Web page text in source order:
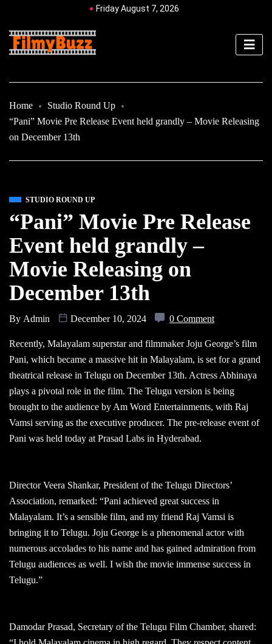
Friday August 7, 2026
Home
Studio Round Up
“Pani” Movie Pre Release Event held grandly – Movie Releasing
on December 13th
STUDIO ROUND UP
“Pani” Movie Pre Release
Event held grandly –
Movie Releasing on
December 13th
By Admin December 10, 2024 0 Comment
Recently, Malayalam superstar and filmmaker Joju George’s film
Pani, which became a massive hit in Malayalam, is set for a grand
theatrical release in Telugu on December 13th. Actress Abhinaya
plays a pivotal role in the film. The Telugu version is being
brought to the audience by Am Word Entertainments, with Raj
Vamsi serving as the executive producer. The pre-release event of
Pani was held today at Prasad Labs in Hyderabad.
Director Veera Shankar, President of the Telugu Directors’
Association, remarked: “Pani achieved great success in
Malayalam. It’s a sensible film, and my friend Raj Vamsi is
bringing it to Telugu. Joju George is a phenomenal actor with
numerous accolades to his name and has gained admiration from
Telugu audiences as well. I wish the movie immense success in
Telugu.”
Damodar Prasad, Secretary of the Telugu Film Chamber, shared: